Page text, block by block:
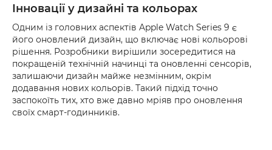
Інновації у дизайні та кольорах
Одним із головних аспектів Apple Watch Series 9 є
його оновлений дизайн, що включає нові кольорові
рішення. Розробники вирішили зосередитися на
покращеній технічній начинці та оновленні сенсорів,
залишаючи дизайн майже незмінним, окрім
додавання нових кольорів. Такий підхід точно
заспокоїть тих, хто вже давно мріяв про оновлення
своїх смарт-годинників.